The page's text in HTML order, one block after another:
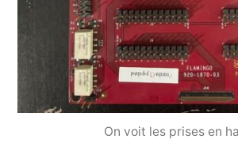
On voit les prises en